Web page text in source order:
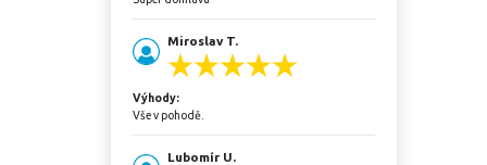
Miroslav T.
Výhody:
Vše v pohodě.
Lubomír U.